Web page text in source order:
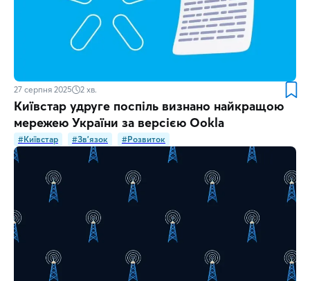
27 серпня 2025 2 хв.
Київстар удруге поспіль визнано найкращою
мережею України за версією Ookla
#Київстар #Зв'язок #Розвиток